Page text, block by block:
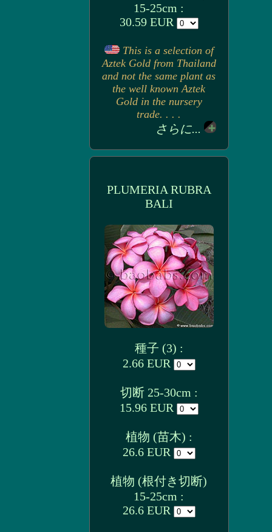
15-25cm :
30.59 EUR
This is a selection of
Aztek Gold from Thailand
and not the same plant as
the well known Aztek
Gold in the nursery
trade. . . .
さらに...
PLUMERIA RUBRA
BALI
種子 (3) :
2.66 EUR
切断 25-30cm :
15.96 EUR
植物 (苗木) :
26.6 EUR
植物 (根付き切断)
15-25cm :
26.6 EUR